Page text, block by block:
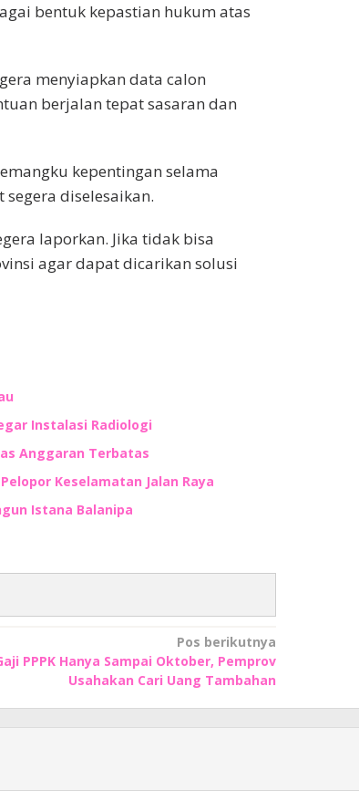
bentuk kepastian hukum atas
menyiapkan data calon
berjalan tepat sasaran dan
kepentingan selama
diselesaikan.
laporkan. Jika tidak bisa
agar dapat dicarikan solusi
Instalasi Radiologi
Anggaran Terbatas
Keselamatan Jalan Raya
Istana Balanipa
Pos berikutnya
PPPK Hanya Sampai Oktober, Pemprov
Usahakan Cari Uang Tambahan